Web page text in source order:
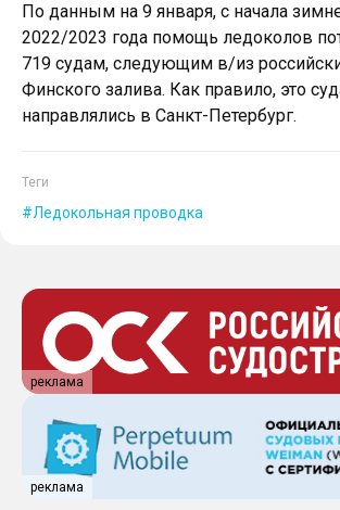
По данным на 9 января, с начала
2022/2023 года помощь ледоколов
719 судам, следующим в/из
Финского залива. Как правило, это
направлялись в Санкт-Петербург.
Теги
Ледокольная проводка
реклама
реклама